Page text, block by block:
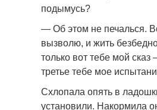
подымусь?
— Об этом не печалься.
вызволю, и жить
только вот тебе мой
третье тебе мое
Схлопала опять в
установили. Накормила